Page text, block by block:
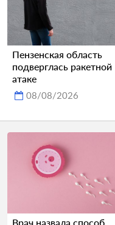
Пензенская область
подверглась ракетной
атаке
08/08/2026
Врач назвала способ